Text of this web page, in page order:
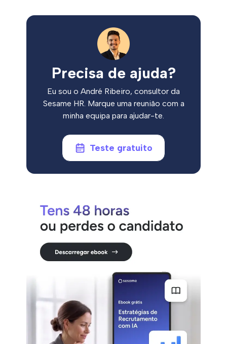
Precisa de ajuda?
Eu sou o André Ribeiro, consultor da
Sesame HR. Marque uma reunião com a
minha equipa para ajudar-te.
Teste gratuito